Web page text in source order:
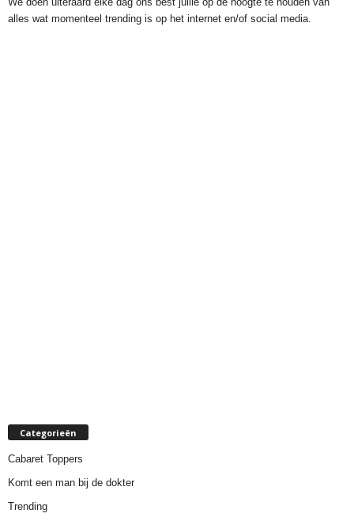
alles wat momenteel trending is op het internet en/of social media.
Categorieën
Cabaret Toppers
Komt een man bij de dokter
Trending